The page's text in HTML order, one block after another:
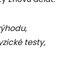
testy,